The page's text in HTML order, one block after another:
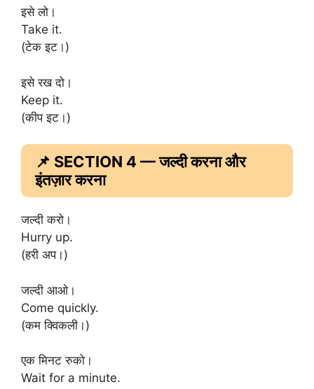
इसे लो।
Take it.
(टेक इट।)
इसे रख दो।
Keep it.
(कीप इट।)
📌 SECTION 4 — जल्दी करना और
इंतज़ार करना
जल्दी करो।
Hurry up.
(हरी अप।)
जल्दी आओ।
Come quickly.
(कम क्विकली।)
एक मिनट रुको।
Wait for a minute.